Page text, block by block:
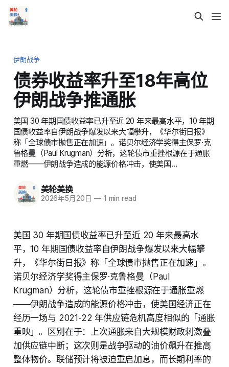
伊朗战争
债券收益率升至18年高位
伊朗战争推通胀
美国 30 年期国债收益率已升至近 20 年来最高水平，10 年期
国债收益率自伊朗战争爆发以来大幅攀升，《华尔街日报》
称「全球债市抛售正在加速」。诺贝尔经济学奖得主保罗·克
鲁格曼（Paul Krugman）分析，这轮债市重挫根源在于通胀
重燃——伊朗战争造成的能源价格冲击，使美国…
美轮美换
2026年5月20日 —1 min read
美国 30 年期国债收益率已升至近 20 年来最高水
平，10 年期国债收益率自伊朗战争爆发以来大幅攀
升，《华尔街日报》称「全球债市抛售正在加速」。
诺贝尔经济学奖得主保罗·克鲁格曼（Paul
Krugman）分析，这轮债市重挫根源在于通胀重燃
——伊朗战争造成的能源价格冲击，使美国经济正在
经历一场与 2021-22 年供应链危机高度相似的「通胀
重映」。区别在于：上次通胀来自大规模财政刺激叠
加供应链中断；这次则是战争驱动的油价飙升在推高
整体物价。联储预计将被迫重启加息，而长期利率的